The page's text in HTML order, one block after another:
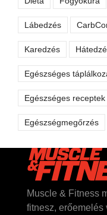
Lábedzés
Karedzés
Egészséges
Egészséges receptek
Egészségmegőrzés
Muscle & Fitness
fitnesz, erőemelés